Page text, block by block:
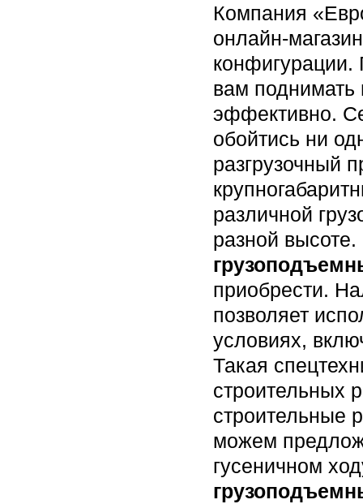
Компания
онлайн-
конфигурации.
вам
эффективно.
обойтись ни
разгрузочный
различной
разной
приобрести.
позволяет
условиях,
Такая
строительных
строительные
можем
гусеничном